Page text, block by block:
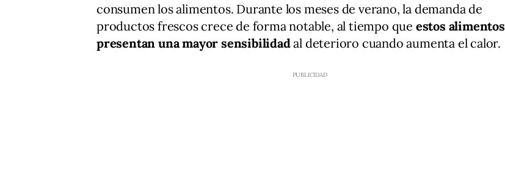
consumen los alimentos. Durante los meses de verano, la demanda de
productos frescos crece de forma notable, al tiempo que estos alimentos
presentan una mayor sensibilidadal deterioro cuando aumenta el calor.